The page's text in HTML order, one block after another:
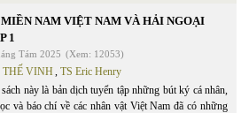
NAM VIỆT NAM VÀ HẢI NGOẠI
1
Tám 2025 (Xem: 12053)
THẾ VINH, TS Eric Henry
này là bản dịch tuyển tập những bút ký cá nhân,
và báo chí về các nhân vật Việt Nam đã có những